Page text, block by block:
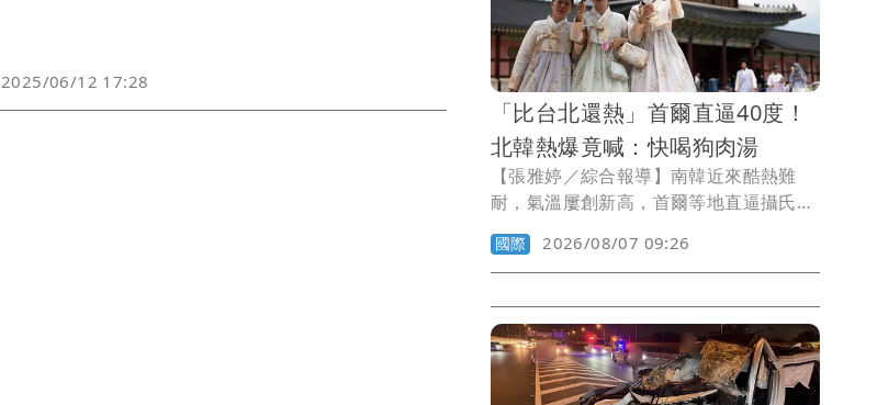
2025/06/12 17:28
「比台北還熱」首爾直逼40度！
北韓熱爆竟喊：快喝狗肉湯
【張雅婷／綜合報導】南韓近來酷熱難
耐，氣溫屢創新高，首爾等地直逼攝氏40
度，媒體不忘拿來與台灣比較「比台北還
熱」；北韓高溫更有過之而無不及，官媒
建議民眾吃狗肉湯對抗酷暑，不過一般人
恐怕吃不起。
國際 2026/08/07 09:26